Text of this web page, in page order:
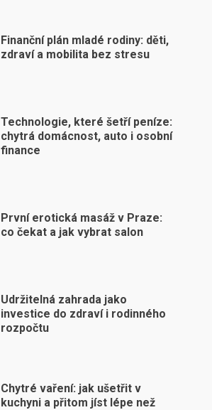
Finanční plán mladé rodiny: děti,
zdraví a mobilita bez stresu
Technologie, které šetří peníze:
chytrá domácnost, auto i osobní
finance
První erotická masáž v Praze:
co čekat a jak vybrat salon
Udržitelná zahrada jako
investice do zdraví i rodinného
rozpočtu
Chytré vaření: jak ušetřit v
kuchyni a přitom jíst lépe než